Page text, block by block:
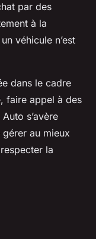
par des
à la
véhicule n’est
dans le cadre
faire appel à des
s’avère
au mieux
la